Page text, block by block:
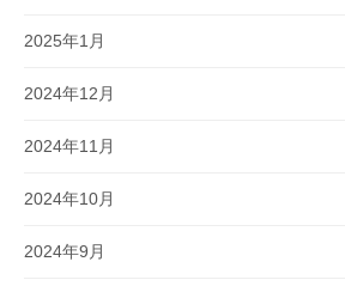
2025年1月
2024年12月
2024年11月
2024年10月
2024年9月